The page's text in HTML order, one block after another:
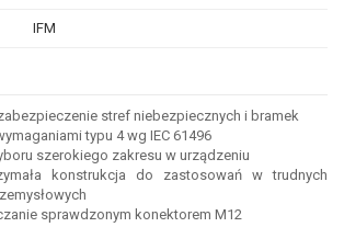
IFM
stref niebezpiecznych i bramek
typu 4 wg IEC 61496
szerokiego zakresu w urządzeniu
konstrukcja do zastosowań w trudnych
sprawdzonym konektorem M12